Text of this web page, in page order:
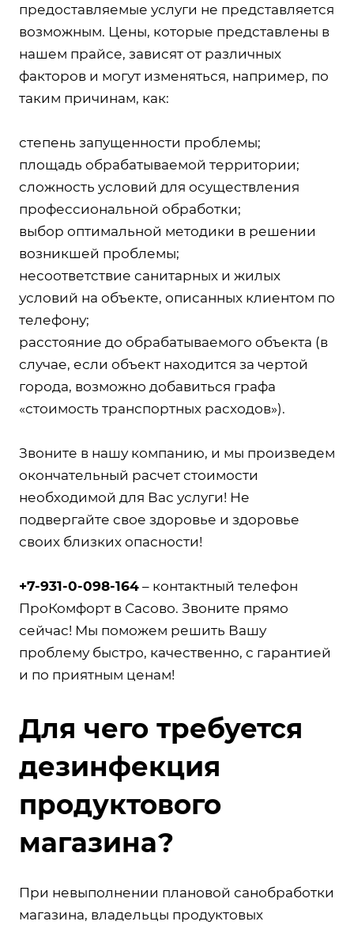
предоставляемые услуги не представляется
возможным. Цены, которые представлены в
нашем прайсе, зависят от различных
факторов и могут изменяться, например, по
таким причинам, как:
степень запущенности проблемы;
площадь обрабатываемой территории;
сложность условий для осуществления
профессиональной обработки;
выбор оптимальной методики в решении
возникшей проблемы;
несоответствие санитарных и жилых
условий на объекте, описанных клиентом по
телефону;
расстояние до обрабатываемого объекта (в
случае, если объект находится за чертой
города, возможно добавиться графа
«стоимость транспортных расходов»).
Звоните в нашу компанию, и мы произведем
окончательный расчет стоимости
необходимой для Вас услуги! Не
подвергайте свое здоровье и здоровье
своих близких опасности!
+7-931-0-098-164 – контактный телефон
ПроКомфорт в Сасово. Звоните прямо
сейчас! Мы поможем решить Вашу
проблему быстро, качественно, с гарантией
и по приятным ценам!
Для чего требуется
дезинфекция
продуктового
магазина?
При невыполнении плановой санобработки
магазина, владельцы продуктовых